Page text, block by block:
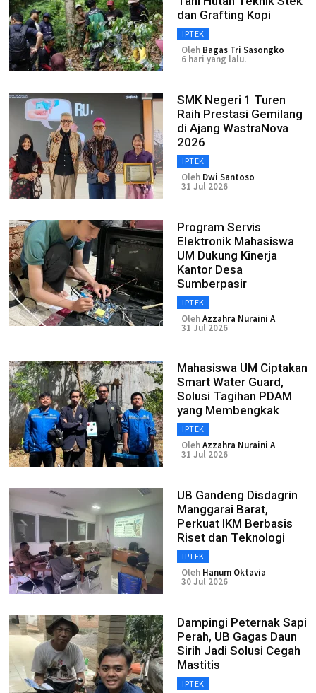
dan Grafting Kopi
IPTEK
Oleh Bagas Tri Sasongko
6 hari yang lalu.
SMK Negeri 1 Turen
Raih Prestasi Gemilang
di Ajang WastraNova
2026
IPTEK
Oleh Dwi Santoso
31 Jul 2026
Program Servis
Elektronik Mahasiswa
UM Dukung Kinerja
Kantor Desa
Sumberpasir
IPTEK
OlehAzzahra Nuraini A
31 Jul 2026
Mahasiswa UM Ciptakan
Smart Water Guard,
Solusi Tagihan PDAM
yang Membengkak
IPTEK
OlehAzzahra Nuraini A
31 Jul 2026
UB Gandeng Disdagrin
Manggarai Barat,
Perkuat IKM Berbasis
Riset dan Teknologi
IPTEK
Oleh Hanum Oktavia
30 Jul 2026
Dampingi Peternak Sapi
Perah, UB Gagas Daun
Sirih Jadi Solusi Cegah
Mastitis
IPTEK